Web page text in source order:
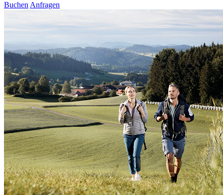
Buchen Anfragen